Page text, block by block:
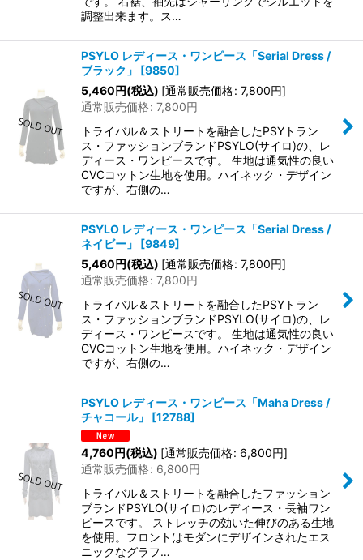
調整出来ます。ス…
PSYLO レディース・ワンピース「Serial Dress /
ブラック」
[9850]
5,460円(税込) [通常販売価格: 7,800円]
通常販売価格: 7,800円
トライバル＆ストリートを融合したPSYトラン
ス・ファッションブランドPSYLO(サイロ)の、レ
ディース・ワンピースです。 生地は通気性の良い
CVCコットン生地を使用。ハイネック・デザイン
ですが、右側の…
PSYLO レディース・ワンピース「Serial Dress /
ネイビー」
[9849]
5,460円(税込) [通常販売価格: 7,800円]
通常販売価格: 7,800円
トライバル＆ストリートを融合したPSYトラン
ス・ファッションブランドPSYLO(サイロ)の、レ
ディース・ワンピースです。 生地は通気性の良い
CVCコットン生地を使用。ハイネック・デザイン
ですが、右側の…
PSYLO レディース・ワンピース「Maha Dress /
チャコール」
[12788]
4,760円(税込) [通常販売価格: 6,800円]
通常販売価格: 6,800円
トライバル＆ストリートを融合したファッション
ブランドPSYLO(サイロ)のレディース・長袖ワン
ピースです。 ストレッチの効いた伸びのある生地
を使用。フロントはモダンにデザインされたエス
ニックなグラフ…